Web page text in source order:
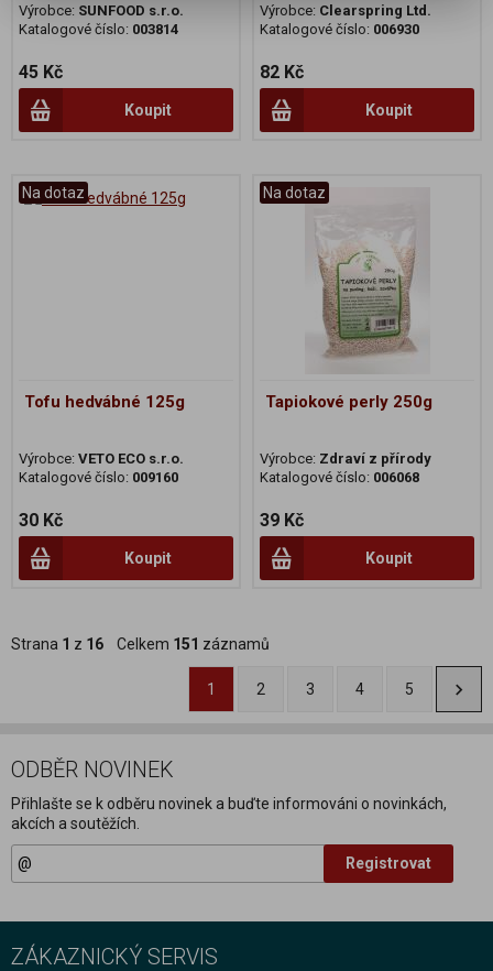
Výrobce: SUNFOOD s.r.o.
Katalogové číslo: 003814
45 Kč
Koupit
Výrobce: Clearspring Ltd.
Katalogové číslo: 006930
82 Kč
Koupit
Na dotaz
Tofu hedvábné 125g
Výrobce: VETO ECO s.r.o.
Katalogové číslo: 009160
30 Kč
Koupit
Na dotaz
Tapiokové perly 250g
Výrobce: Zdraví z přírody
Katalogové číslo: 006068
39 Kč
Koupit
Strana 1 z 16 Celkem 151 záznamů
1 2 3 4 5
ODBĚR NOVINEK
Přihlašte se k odběru novinek a buďte informováni o novinkách,
akcích a soutěžích.
Registrovat
ZÁKAZNICKÝ SERVIS